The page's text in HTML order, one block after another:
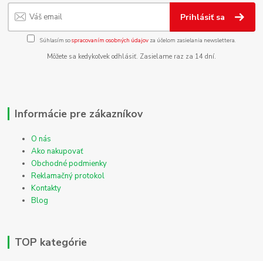
Prihlásiť sa
Súhlasím sospracovaním osobných údajov za účelom zasielania newslettera.
Môžete sa kedykoľvek odhlásiť. Zasielame raz za 14 dní.
Informácie pre zákazníkov
O nás
Ako nakupovať
Obchodné podmienky
Reklamačný protokol
Kontakty
Blog
TOP kategórie